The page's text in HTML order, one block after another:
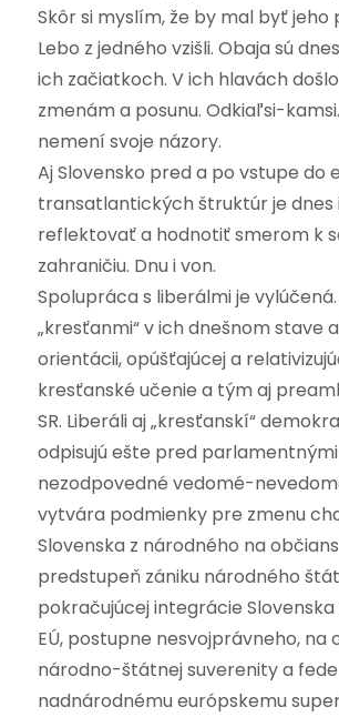
Skôr si myslím, že by mal byť
Lebo z jedného vzišli. Obaja sú
ich začiatkoch. V ich hlavách
zmenám a posunu. Odkiaľsi-
nemení svoje názory.
Aj Slovensko pred a po vstupe do
transatlantických štruktúr je dnes
reflektovať a hodnotiť smerom k
zahraničiu. Dnu i von.
Spolupráca s liberálmi je
„kresťanmi“ v ich dnešnom stave
orientácii, opúšťajúcej a
kresťanské učenie a tým aj
SR. Liberáli aj „kresťanskí“
odpisujú ešte pred
nezodpovedné vedomé-
vytvára podmienky pre zmenu
Slovenska z národného na
predstupeň zániku národného
pokračujúcej integrácie
EÚ, postupne nesvojprávneho, na
národno-štátnej suverenity a
nadnárodnému európskemu